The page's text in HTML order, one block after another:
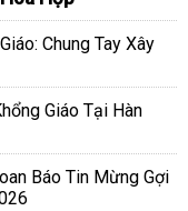
Chung Tay Xây
Giáo Tại Hàn
Báo Tin Mừng Gợi